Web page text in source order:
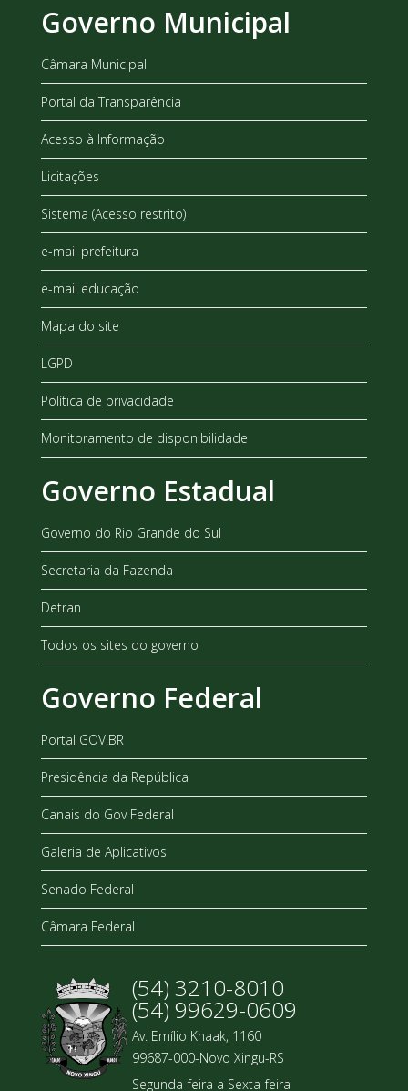
Governo Municipal
Câmara Municipal
Portal da Transparência
Acesso à Informação
Licitações
Sistema (Acesso restrito)
e-mail prefeitura
e-mail educação
Mapa do site
LGPD
Política de privacidade
Monitoramento de disponibilidade
Governo Estadual
Governo do Rio Grande do Sul
Secretaria da Fazenda
Detran
Todos os sites do governo
Governo Federal
Portal GOV.BR
Presidência da República
Canais do Gov Federal
Galeria de Aplicativos
Senado Federal
Câmara Federal
(54) 3210-8010
(54) 99629-0609
Av. Emílio Knaak, 1160
99687-000-Novo Xingu-RS
Segunda-feira a Sexta-feira